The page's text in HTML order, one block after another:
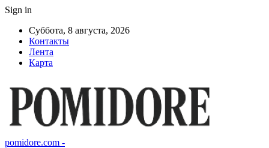
Sign in
Суббота, 8 августа, 2026
Контакты
Лента
Карта
pomidore.com -